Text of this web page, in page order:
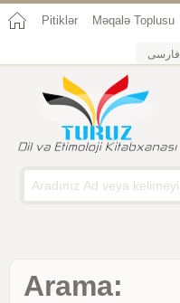
Pitiklər Məqalə Toplusu
فارسی
Arama: